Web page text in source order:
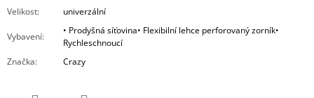
Velikost: univerzální
Vybavení:
• Prodyšná síťovina• Flexibilní lehce perforovaný zorník•
Rychleschnoucí
Značka: Crazy